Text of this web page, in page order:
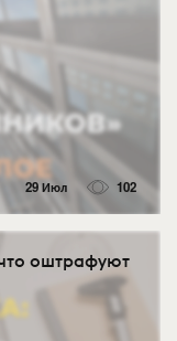
29 Июл 102
оштрафуют